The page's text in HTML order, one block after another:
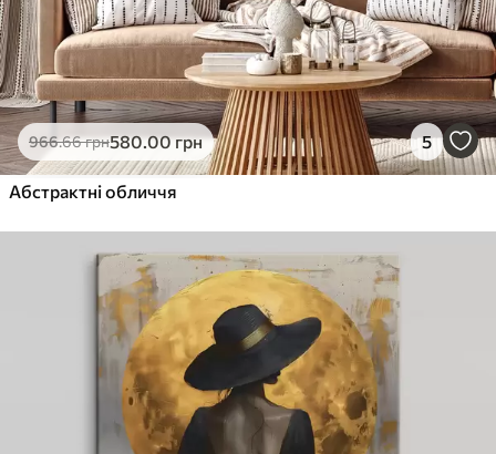
966.66грн580.00грн 5
Абстрактні обличчя